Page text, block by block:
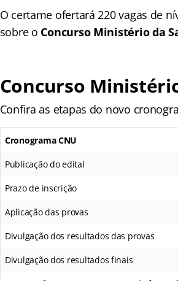
O certame ofertará 220 vagas de
sobre o Concurso Ministério da
Concurso
Confira as etapas do novo
CronogramaCNU
Publicação do edital
Prazo de inscrição
Aplicação das provas
Divulgação dos resultados das provas
Divulgação dos resultados finais